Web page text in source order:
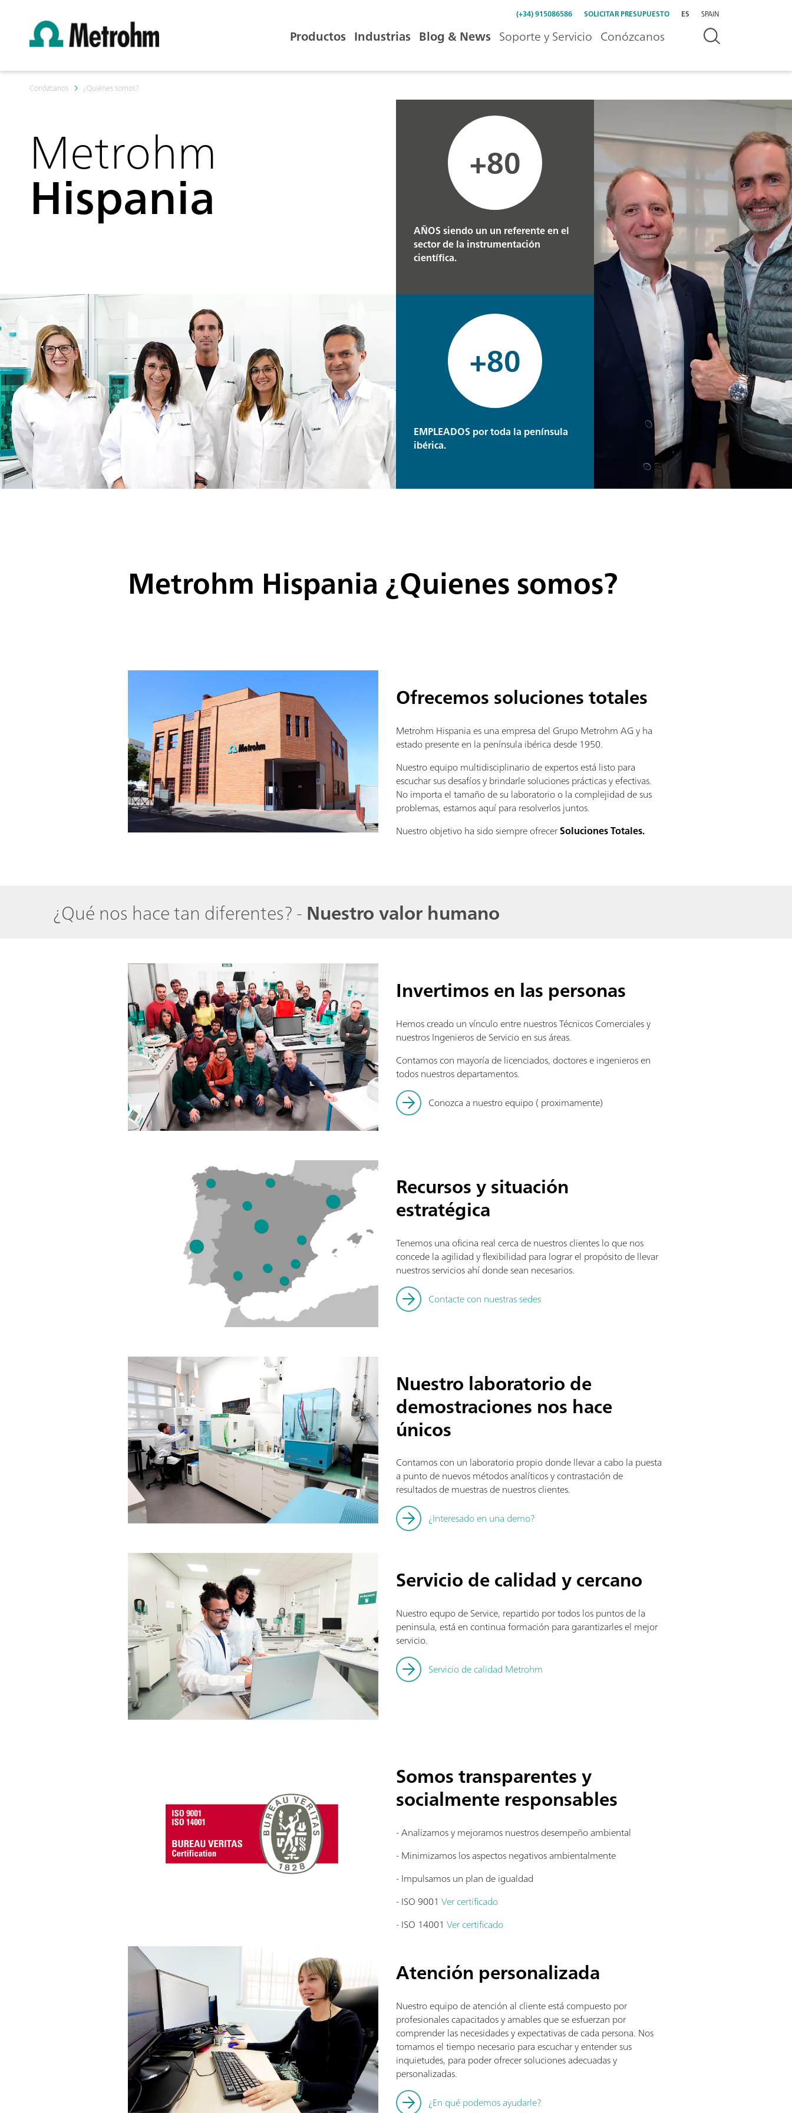
(+34) 915086586 SOLICITAR PRESUPUESTO ES SPAIN
Productos Industrias Blog & News Soporte y Servicio Conózcanos
Conózcanos ¿Quiénes somos?
Metrohm
Hispania +80
AÑOS siendo un un referente en el
sector de la instrumentación
científica.
+80
EMPLEADOS por toda la península
ibérica.
Metrohm Hispania ¿Quienes somos?
Ofrecemos soluciones totales
Metrohm Hispania es una empresa del Grupo Metrohm AG y ha
estado presente en la península ibérica desde 1950.
Nuestro equipo multidisciplinario de expertos está listo para
escuchar sus desafíos y brindarle soluciones prácticas y efectivas.
No importa el tamaño de su laboratorio o la complejidad de sus
problemas, estamos aquí para resolverlos juntos.
Nuestro objetivo ha sido siempre ofrecerSoluciones Totales.
¿Qué nos hace tan diferentes? -Nuestro valor humano
Invertimos en las personas
Hemos creado un vínculo entre nuestros Técnicos Comerciales y
nuestros Ingenieros de Servicio en sus áreas.
Contamos con mayoría de licenciados, doctores e ingenieros en
todos nuestros departamentos.
Conozca a nuestro equipo ( proximamente)
Recursos y situación
estratégica
Tenemos una oficina real cerca de nuestros clientes lo que nos
concede la agilidad y flexibilidad para lograr el propósito de llevar
nuestros servicios ahí donde sean necesarios.
Contacte con nuestras sedes
Nuestro laboratorio de
demostraciones nos hace
únicos
Contamos con un laboratorio propio donde llevar a cabo la puesta
a punto de nuevos métodos analíticos y contrastación de
resultados de muestras de nuestros clientes.
¿Interesado en una demo?
Servicio de calidad y cercano
Nuestro equpo de Service, repartido por todos los puntos de la
peninsula, está en continua formación para garantizarles el mejor
servicio.
Servicio de calidad Metrohm
Somos transparentes y
socialmente responsables
- Analizamos y mejoramos nuestros desempeño ambiental
- Minimizamos los aspectos negativos ambientalmente
- Impulsamos un plan de igualdad
- ISO 9001 Ver certificado
- ISO 14001 Ver certificado
Atención personalizada
Nuestro equipo de atención al cliente está compuesto por
profesionales capacitados y amables que se esfuerzan por
comprender las necesidades y expectativas de cada persona. Nos
tomamos el tiempo necesario para escuchar y entender sus
inquietudes, para poder ofrecer soluciones adecuadas y
personalizadas.
¿En qué podemos ayudarle?